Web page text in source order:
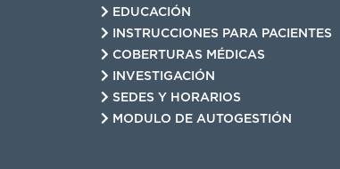
EDUCACIÓN
INSTRUCCIONES PARA PACIENTES
COBERTURAS MÉDICAS
INVESTIGACIÓN
SEDES Y HORARIOS
MODULO DE AUTOGESTIÓN